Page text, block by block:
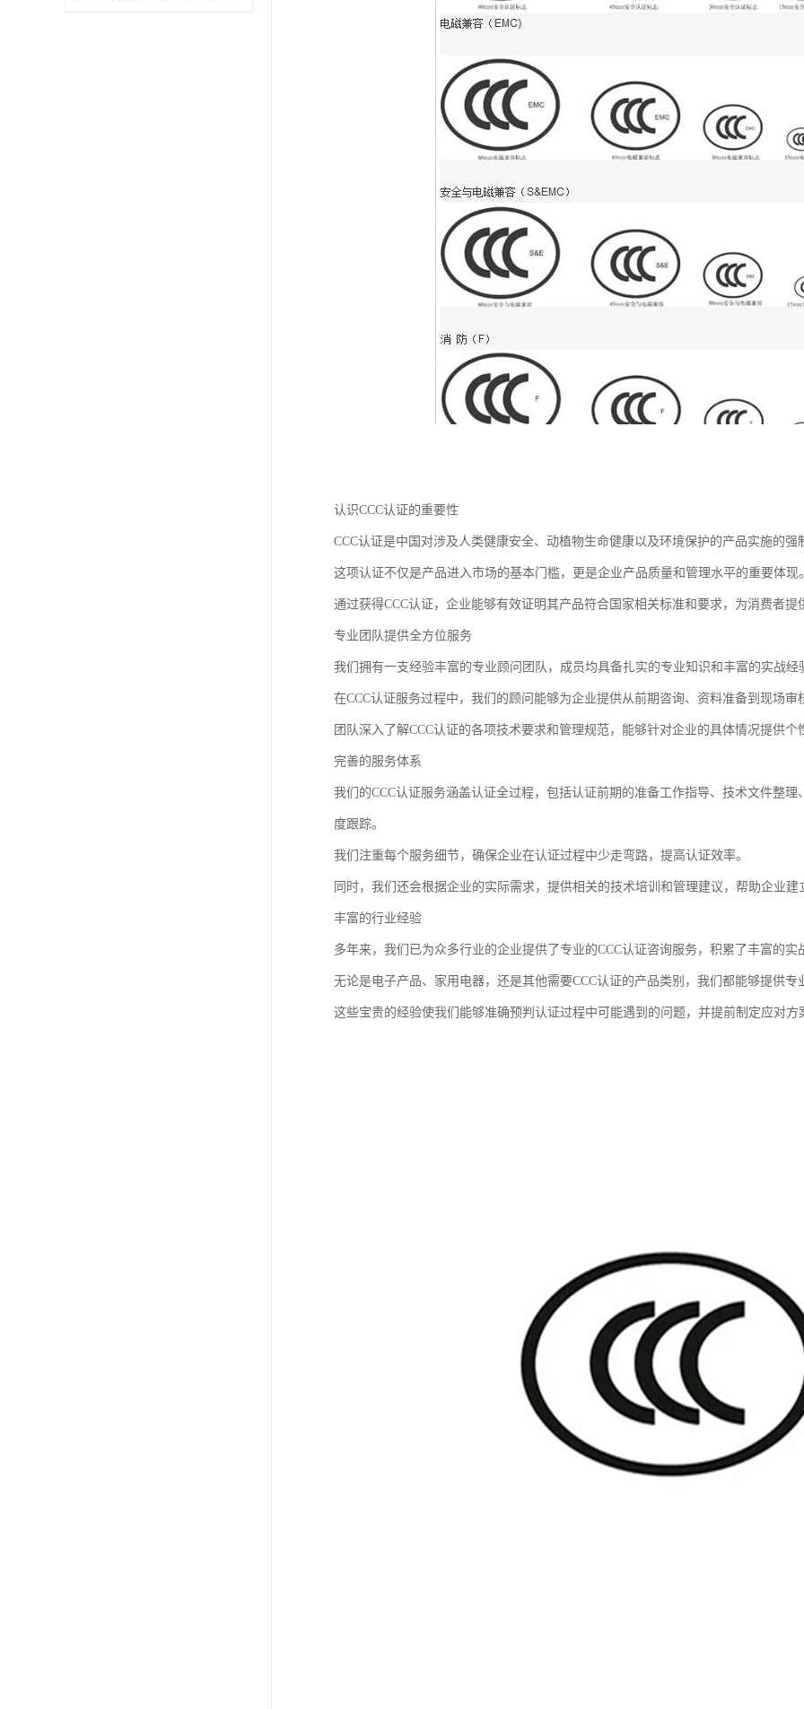
认识CCC认证的重要性
CCC认证是中国对涉及人类健康安全、动植物生命健康以及环境保护的产品实施的强
这项认证不仅是产品进入市场的基本门槛，更是企业产品质量和管理水平的重要体现
通过获得CCC认证，企业能够有效证明其产品符合国家相关标准和要求，为消费者提
专业团队提供全方位服务
我们拥有一支经验丰富的专业顾问团队，成员均具备扎实的专业知识和丰富的实战经
在CCC认证服务过程中，我们的顾问能够为企业提供从前期咨询、资料准备到现场审
团队深入了解CCC认证的各项技术要求和管理规范，能够针对企业的具体情况提供个
完善的服务体系
我们的CCC认证服务涵盖认证全过程，包括认证前期的准备工作指导、技术文件整
度跟踪。
我们注重每个服务细节，确保企业在认证过程中少走弯路，提高认证效率。
同时，我们还会根据企业的实际需求，提供相关的技术培训和管理建议，帮助企业
丰富的行业经验
多年来，我们已为众多行业的企业提供了专业的CCC认证咨询服务，积累了丰富的实
无论是电子产品、家用电器，还是其他需要CCC认证的产品类别，我们都能够提供专
这些宝贵的经验使我们能够准确预判认证过程中可能遇到的问题，并提前制定应对